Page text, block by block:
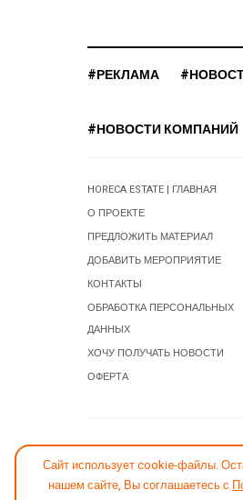
Сайт использует cookie-файлы.
нашем сайте, Вы соглашаетесь с
#РЕКЛАМА
#НОВОСТИ КОМПАНИЙ
HORECA ESTATE | ГЛАВНАЯ
О ПРОЕКТЕ
ПРЕДЛОЖИТЬ МАТЕРИАЛ
ДОБАВИТЬ МЕРОПРИЯТИЕ
КОНТАКТЫ
ОБРАБОТКА ПЕРСОНАЛЬНЫХ
ДАННЫХ
ХОЧУ ПОЛУЧАТЬ НОВОСТИ
ОФЕРТА
© 2026 НОВОСТИ
JOOMLA! CMS-